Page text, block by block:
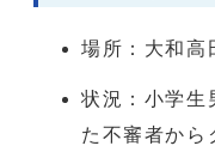
場所：大和高
状況：小学生
た不審者から